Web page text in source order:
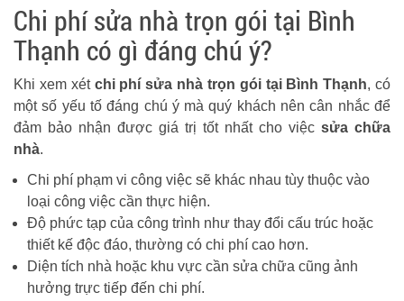
Chi phí sửa nhà trọn gói tại Bình
Thạnh có gì đáng chú ý?
Khi xem xét chi phí sửa nhà trọn gói tại Bình Thạnh, có
một số yếu tố đáng chú ý mà quý khách nên cân nhắc để
đảm bảo nhận được giá trị tốt nhất cho việc sửa chữa
nhà.
Chi phí phạm vi công việc sẽ khác nhau tùy thuộc vào
loại công việc cần thực hiện.
Độ phức tạp của công trình như thay đổi cấu trúc hoặc
thiết kế độc đáo, thường có chi phí cao hơn.
Diện tích nhà hoặc khu vực cần sửa chữa cũng ảnh
hưởng trực tiếp đến chi phí.